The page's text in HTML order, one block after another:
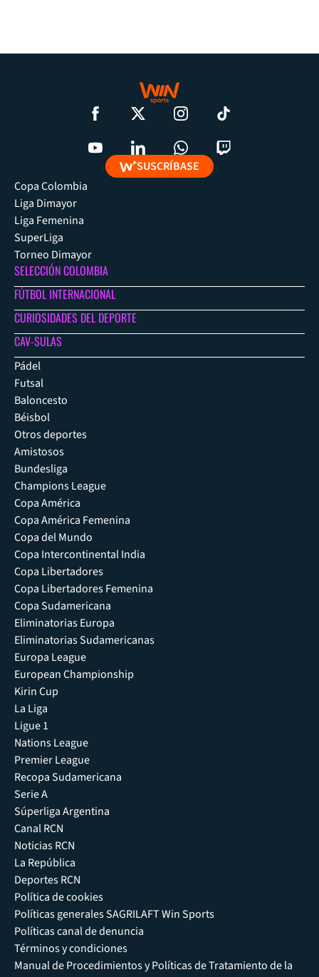
SUSCRÍBASE
Copa Colombia
Liga Dimayor
Liga Femenina
SuperLiga
Torneo Dimayor
SELECCIÓN COLOMBIA
FÚTBOL INTERNACIONAL
CURIOSIDADES DEL DEPORTE
CAV-SULAS
Pádel
Futsal
Baloncesto
Béisbol
Otros deportes
Amistosos
Bundesliga
Champions League
Copa América
Copa América Femenina
Copa del Mundo
Copa Intercontinental India
Copa Libertadores
Copa Libertadores Femenina
Copa Sudamericana
Eliminatorias Europa
Eliminatorias Sudamericanas
Europa League
European Championship
Kirin Cup
La Liga
Ligue 1
Nations League
Premier League
Recopa Sudamericana
Serie A
Súperliga Argentina
Canal RCN
Noticias RCN
La República
Deportes RCN
Política de cookies
Políticas generales SAGRILAFT Win Sports
Políticas canal de denuncia
Términos y condiciones
Manual de Procedimientos y Políticas de Tratamiento de la